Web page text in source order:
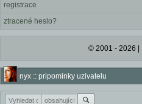
registrace
ztracené heslo?
© 2001 - 2026 |
nyx :: pripominky uzivatelu